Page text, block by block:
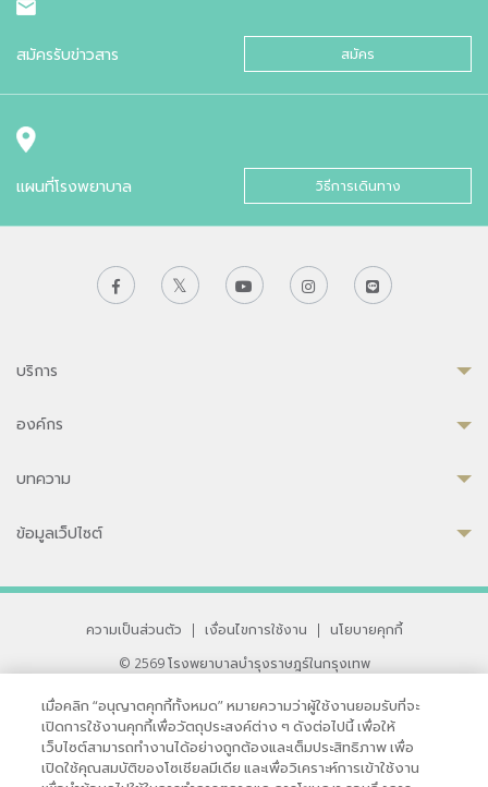
สมัครรับข่าวสาร สมัคร
แผนที่โรงพยาบาล วิธีการเดินทาง
บริการ
องค์กร
บทความ
ข้อมูลเว็ปไซต์
ความเป็นส่วนตัว | เงื่อนไขการใช้งาน |
นโยบายคุกกี้
© 2569 โรงพยาบาลบำรุงราษฎร์ในกรุงเทพ
33 สุขุมวิท ซอย 3 เขตวัฒนา กรุงเทพ 10110 ประเทศไทย
หากท่านมีข้อคิดเห็นหรือปัญหาในการใช้เว็บไซต์ของเรา
เมื่อคลิก “อนุญาตคุกกี้ทั้งหมด” หมายความว่าผู้ใช้งานยอมรับที่จะ
เปิดการใช้งานคุกกี้เพื่อวัตถุประสงค์ต่าง ๆ ดังต่อไปนี้ เพื่อให้
เว็บไซต์สามารถทำงานได้อย่างถูกต้องและเต็มประสิทธิภาพ เพื่อ
เปิดใช้คุณสมบัติของโซเชียลมีเดีย และเพื่อวิเคราะห์การเข้าใช้งาน